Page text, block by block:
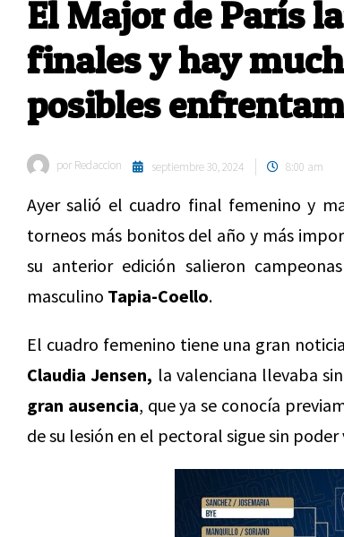
El Major de París
finales y hay
posibles
por Redaccion septiembre 30, 2024 8:00 am
Ayer salió el cuadro final femenino y
torneos más bonitos del año y más
su anterior edición salieron campeonas
masculino Tapia-Coello.
El cuadro femenino tiene una gran
Claudia Jensen, la valenciana llevaba
gran ausencia, que ya se conocía
de su lesión en el pectoral sigue sin